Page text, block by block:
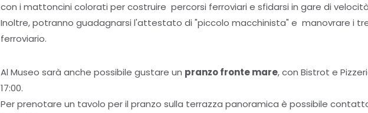
con i mattoncini colorati per costruire percorsi ferroviari e sfidarsi in gare di
Inoltre, potranno guadagnarsi l'attestato di "piccolo macchinista" e manovrare i
ferroviario.
Al Museo sarà anche possibile gustare un pranzo fronte mare, con Bistrot e
17:00.
Per prenotare un tavolo per il pranzo sulla terrazza panoramica è possibile